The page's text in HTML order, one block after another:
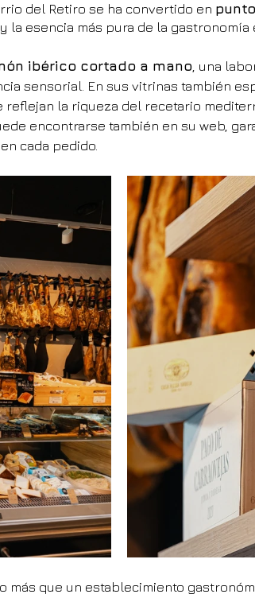
del Retiro se ha convertido en
la esencia más pura de la gastronomía
ibérico cortado a mano, una
sensorial. En sus vitrinas también
reflejan la riqueza del recetario
encontrarse también en su web,
cada pedido.
más que un establecimiento